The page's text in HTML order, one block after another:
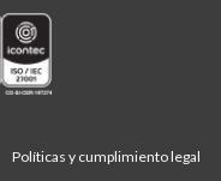
Políticas y cumplimiento legal